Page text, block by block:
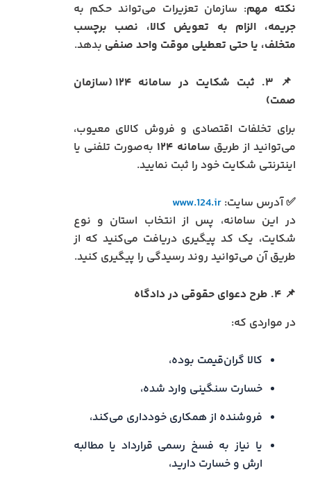
نکته مهم: سازمان تعزیرات می‌تواند حکم به
جریمه، الزام به تعویض کالا، نصب برچسب
متخلف، یا حتی تعطیلی موقت واحد صنفی بدهد.
📌
۳. ثبت شکایت در سامانه ۱۲۴ (سازمان
صمت)
برای تخلفات اقتصادی و فروش کالای معیوب،
می‌توانید از طریق سامانه ۱۲۴
به‌صورت تلفنی یا
اینترنتی شکایت خود را ثبت نمایید.
✅ آدرس سایت:www.124.ir
در این سامانه، پس از انتخاب استان و نوع
شکایت، یک کد پیگیری دریافت می‌کنید که از
طریق آن می‌توانید روند رسیدگی را پیگیری کنید.
📌 ۴. طرح دعوای حقوقی در دادگاه
در مواردی که:
کالا گران‌قیمت بوده،
خسارت سنگینی وارد شده،
فروشنده از همکاری خودداری می‌کند،
یا نیاز به فسخ رسمی قرارداد یا مطالبه
ارش و خسارت دارید،